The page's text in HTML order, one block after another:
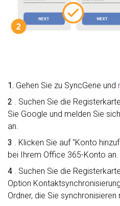
1. Gehen Sie zu SyncGene und
2 . Suchen Sie die
Sie Google und melden Sie
an.
3
. Klicken Sie auf "Konto
bei Ihrem Office 365-Konto an.
4 . Suchen Sie die
Option
Ordner, die Sie synchronisieren